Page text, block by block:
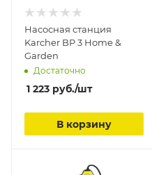
Насосная станция
Karcher BP 3 Home &
Garden
Достаточно
1 223 руб./шт
В корзину